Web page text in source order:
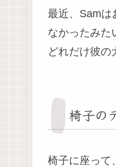
最近、Samは
なかったみた
どれだけ彼の
椅子の
椅子に座って